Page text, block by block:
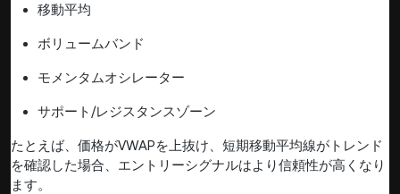
移動平均
ボリュームバンド
モメンタムオシレーター
サポート/レジスタンスゾーン
たとえば、価格がVWAPを上抜け、短期移動平均線がトレンド
を確認した場合、エントリーシグナルはより信頼性が高くなり
ます。